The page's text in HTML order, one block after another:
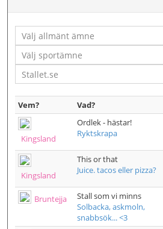
Vem? Vad?
Kingsland
Ordlek - hästar!
Ryktskrapa
Kingsland
This or that
Juice. tacos eller pizza?
Bruntejja
Stall som vi minns
Solbacka, askmoln,
snabbsök... <3